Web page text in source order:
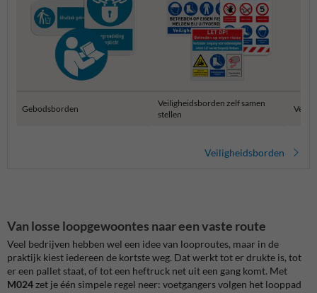
Gebodsborden
Veiligheidsborden zelf samen
stellen
Veiligheidsborden
Van losse loopgewoontes naar een vaste route
Veel bedrijven hebben wel een idee van looproutes, maar in de
praktijk kiest iedereen de kortste weg. Dat werkt tot er drukte is, tot
er een pallet staat, of tot een heftruck net uit een gang komt. Met
M024zet je één simpele regel neer: voetgangers volgen het looppad